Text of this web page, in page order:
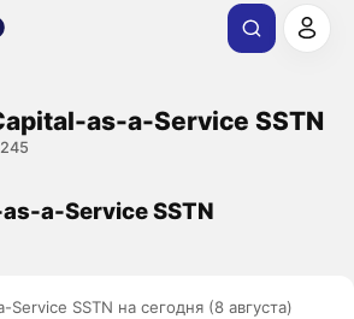
as-a-Service SSTN
a-Service SSTN
SSTN на сегодня (8 августа)